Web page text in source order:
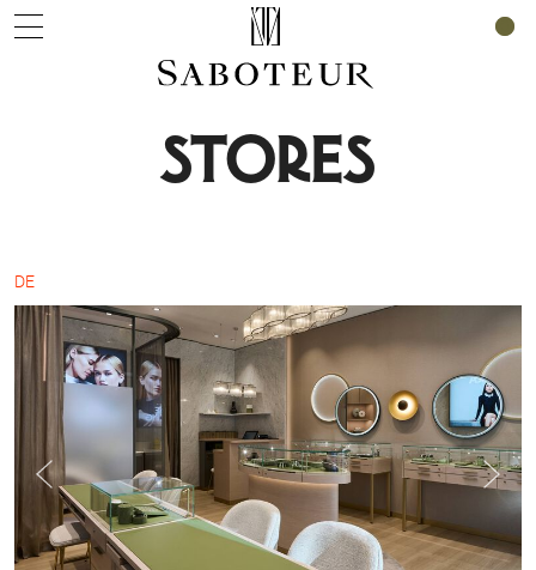
STORES
DE